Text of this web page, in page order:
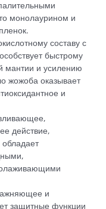
монолаурином и
составу с
быстрому
мантии и усилению
жожоба оказывает
и
действие,
и
защитные функции